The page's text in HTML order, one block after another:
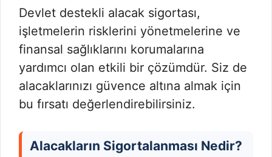
Devlet destekli alacak sigortası,
işletmelerin risklerini yönetmelerine ve
finansal sağlıklarını korumalarına
yardımcı olan etkili bir çözümdür. Siz de
alacaklarınızı güvence altına almak için
bu fırsatı değerlendirebilirsiniz.
Alacakların Sigortalanması Nedir?